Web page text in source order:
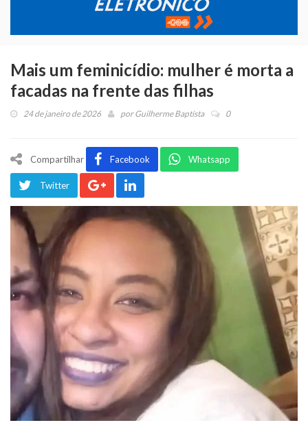
Mais um feminicídio: mulher é morta a
facadas na frente das filhas
24 de janeiro de 2026 porGuilherme Baptista 0
Compartilhar Facebook Whatsapp
Twitter